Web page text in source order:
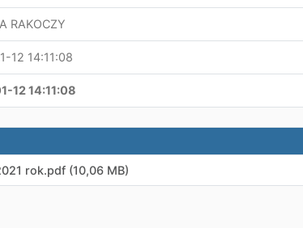
RAKOCZY
12 14:11:08
12 14:11:08
rok.pdf (10,06 MB)